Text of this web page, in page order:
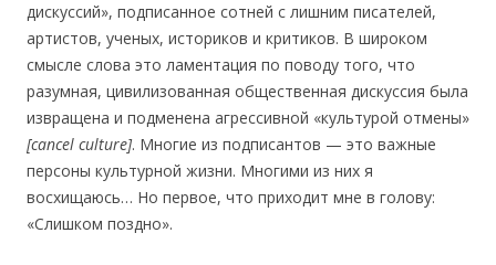
дискуссий», подписанное сотней с лишним писателей,
артистов, ученых, историков и критиков. В широком
смысле слова это ламентация по поводу того, что
разумная, цивилизованная общественная дискуссия была
извращена и подменена агрессивной «культурой отмены»
[cancel culture]. Многие из подписантов — это важные
персоны культурной жизни. Многими из них я
восхищаюсь… Но первое, что приходит мне в голову:
«Слишком поздно».